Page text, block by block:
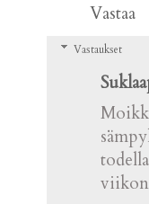
Vastaa
Vastaukset